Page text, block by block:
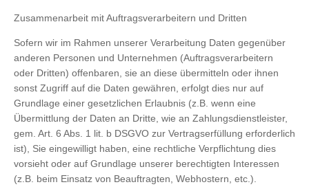
Zusammenarbeit mit Auftragsverarbeitern und Dritten
Sofern wir im Rahmen unserer Verarbeitung Daten gegenüber
anderen Personen und Unternehmen (Auftragsverarbeitern
oder Dritten) offenbaren, sie an diese übermitteln oder ihnen
sonst Zugriff auf die Daten gewähren, erfolgt dies nur auf
Grundlage einer gesetzlichen Erlaubnis (z.B. wenn eine
Übermittlung der Daten an Dritte, wie an Zahlungsdienstleister,
gem. Art. 6 Abs. 1 lit. b DSGVO zur Vertragserfüllung erforderlich
ist), Sie eingewilligt haben, eine rechtliche Verpflichtung dies
vorsieht oder auf Grundlage unserer berechtigten Interessen
(z.B. beim Einsatz von Beauftragten, Webhostern, etc.).